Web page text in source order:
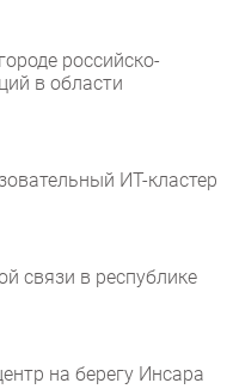
российско-
в области
ИТ-кластер
связи в республике
на берегу Инсара